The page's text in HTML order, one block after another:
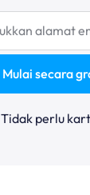
Mulai secara
Tidak perlu